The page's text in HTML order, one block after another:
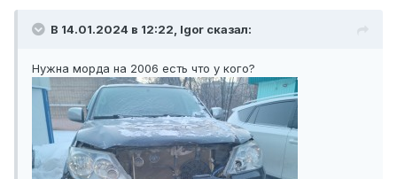
В 14.01.2024 в 12:22, Igor сказал:
Нужна морда на 2006 есть что у кого?